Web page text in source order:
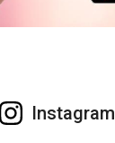
Instagram